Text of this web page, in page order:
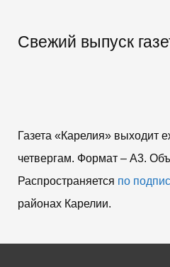
Свежий выпуск
Газета «Карелия» выходит
четвергам. Формат – A3.
Распространяется по
районах Карелии.